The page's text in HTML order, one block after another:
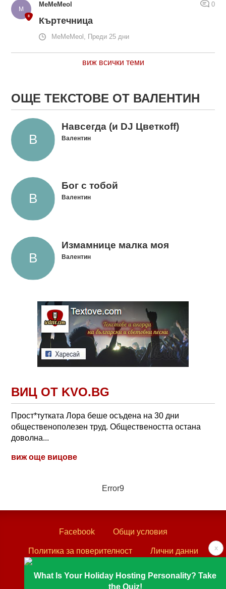
MeMeMeol 0
Къртечница
MeMeMeol, Преди 25 дни
виж всички теми
ОЩЕ ТЕКСТОВЕ ОТ ВАЛЕНТИН
Навсегда (и DJ Цветкоff)
Валентин
Бог с тобой
Валентин
Измамнице малка моя
Валентин
ВИЦ ОТ KVO.BG
Прост*тутката Лора беше осъдена на 30 дни
общественополезен труд. Обществеността остана
доволна...
виж още вицове
Error9
x
What Is Your Holiday Hosting Personality? Take
the Quiz!
Facebook Общи условия
Политика за поверителност Лични данни